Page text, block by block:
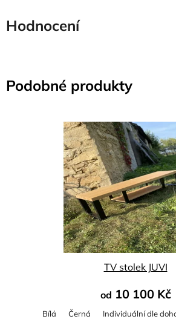
Hodnocení
Podobné produkty
TV stolek JUVI
od 10 100 Kč
Bílá Černá Individuální dle